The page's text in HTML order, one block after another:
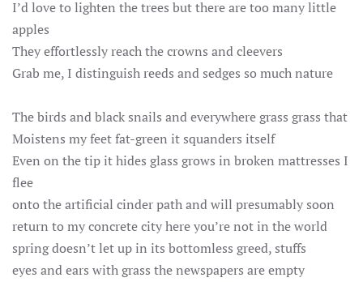
I’d love to lighten the trees but there are too many little
apples
They effortlessly reach the crowns and cleevers
Grab me, I distinguish reeds and sedges so much nature
The birds and black snails and everywhere grass grass that
Moistens my feet fat-green it squanders itself
Even on the tip it hides glass grows in broken mattresses I
flee
onto the artificial cinder path and will presumably soon
return to my concrete city here you’re not in the world
spring doesn’t let up in its bottomless greed, stuffs
eyes and ears with grass the newspapers are empty